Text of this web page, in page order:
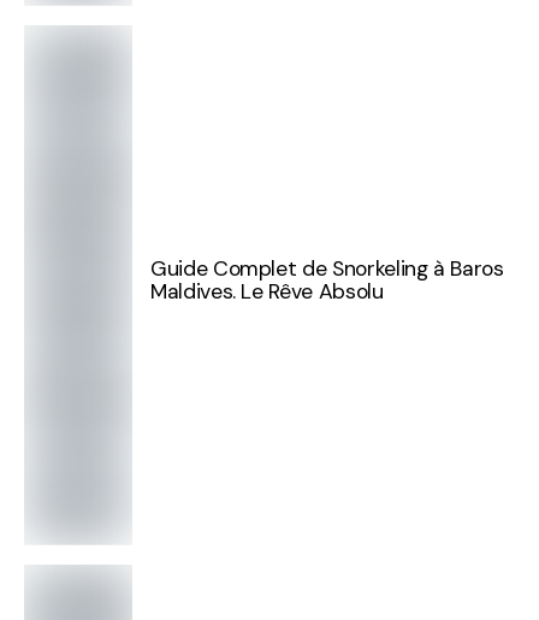
Guide Complet de Snorkeling à Baros
Maldives. Le Rêve Absolu